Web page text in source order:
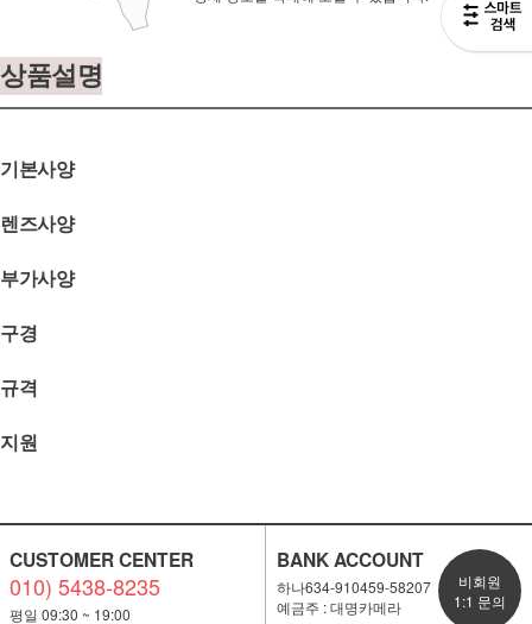
상품설명
기본사양
렌즈사양
부가사양
구경
규격
지원
CUSTOMER CENTER
010) 5438-8235
평일 09:30 ~ 19:00
BANK ACCOUNT
하나634-910459-58207
예금주 : 대명카메라
비회원
1:1 문의